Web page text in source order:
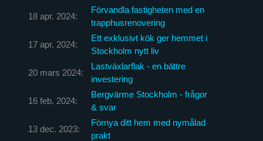
18 apr. 2024:
Förvandla fastigheten med en
trapphusrenovering
17 apr. 2024:
Ett exklusivt kök ger hemmet i
Stockholm nytt liv
20 mars 2024:
Lastväxlarflak - en bättre
investering
16 feb. 2024:
Bergvärme Stockholm - frågor
& svar
13 dec. 2023:
Förnya ditt hem med nymålad
prakt